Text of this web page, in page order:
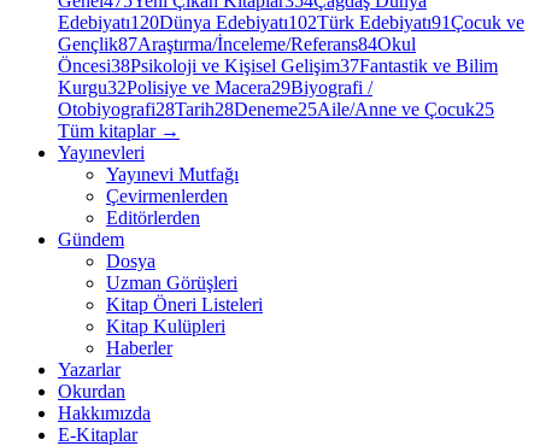
Edebiyatı120Dünya Edebiyatı102Türk Edebiyatı91Çocuk ve
Gençlik87Araştırma/İnceleme/Referans84Okul
Öncesi38Psikoloji ve Kişisel Gelişim37Fantastik ve Bilim
Kurgu32Polisiye ve Macera29Biyografi /
Otobiyografi28Tarih28Deneme25Aile/Anne ve Çocuk25
Tüm kitaplar →
Yayınevleri
Yayınevi Mutfağı
Çevirmenlerden
Editörlerden
Gündem
Dosya
Uzman Görüşleri
Kitap Öneri Listeleri
Kitap Kulüpleri
Haberler
Yazarlar
Okurdan
Hakkımızda
E-Kitaplar